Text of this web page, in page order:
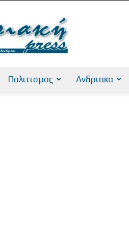
Πολιτισμος Ανδριακα